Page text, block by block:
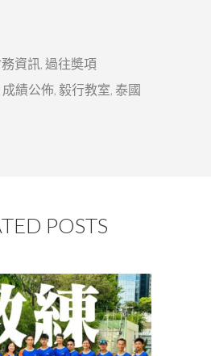
資訊 過往奬項
成績公佈 毅行教室 泰國
POSTS